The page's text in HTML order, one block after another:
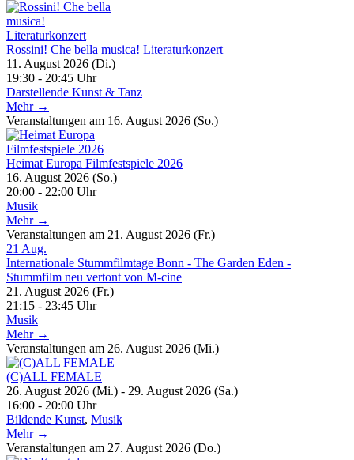
Rossini! Che bella musica! Literaturkonzert
11. August 2026 (Di.)
19:30 - 20:45 Uhr
Darstellende Kunst & Tanz
Mehr →
Veranstaltungen am 16. August 2026 (So.)
Heimat Europa Filmfestspiele 2026
16. August 2026 (So.)
20:00 - 22:00 Uhr
Musik
Mehr →
Veranstaltungen am 21. August 2026 (Fr.)
21 Aug.
Internationale Stummfilmtage Bonn - The Garden Eden -
Stummfilm neu vertont von M-cine
21. August 2026 (Fr.)
21:15 - 23:45 Uhr
Musik
Mehr →
Veranstaltungen am 26. August 2026 (Mi.)
(C)ALL FEMALE
26. August 2026 (Mi.) - 29. August 2026 (Sa.)
16:00 - 20:00 Uhr
Bildende Kunst, Musik
Mehr →
Veranstaltungen am 27. August 2026 (Do.)